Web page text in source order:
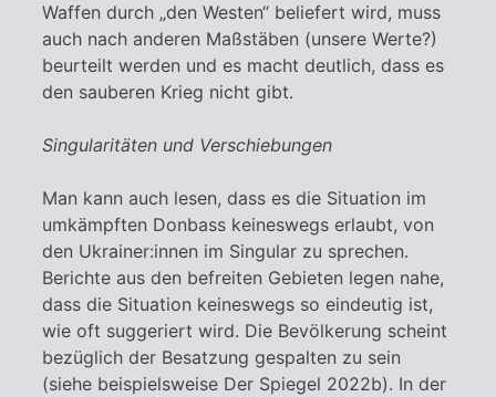
Waffen durch „den Westen“ beliefert wird, muss
auch nach anderen Maßstäben (unsere Werte?)
beurteilt werden und es macht deutlich, dass es
den sauberen Krieg nicht gibt.
Singularitäten und Verschiebungen
Man kann auch lesen, dass es die Situation im
umkämpften Donbass keineswegs erlaubt, von
den Ukrainer:innen im Singular zu sprechen.
Berichte aus den befreiten Gebieten legen nahe,
dass die Situation keineswegs so eindeutig ist,
wie oft suggeriert wird. Die Bevölkerung scheint
bezüglich der Besatzung gespalten zu sein
(siehe beispielsweise Der Spiegel 2022b). In der